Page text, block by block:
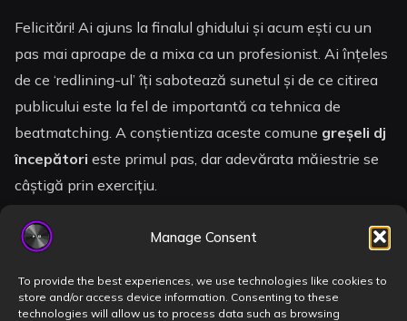
Manage Consent
To provide the best experiences, we use technologies like cookies to
store and/or access device information. Consenting to these
technologies will allow us to process data such as browsing
Felicitări! Ai ajuns la finalul ghidului și acum ești cu un
pas mai aproape de a mixa ca un profesionist. Ai înțeles
de ce ‘redlining-ul’ îți sabotează sunetul și de ce citirea
publicului este la fel de importantă ca tehnica de
beatmatching. A conștientiza aceste comune greșeli dj
începători este primul pas, dar adevărata măiestrie se
câștigă prin exercițiu.
Teoria te aduce până aici. Practica te duce pe scenă. Nu
lăsa lipsa unui echipament profesional să fie obstacolul
tău. La Book a DJ Studio, în inima Timișoarei, te
așteaptă un studio privat dotat cu echipament Pioneer